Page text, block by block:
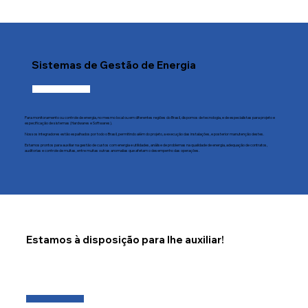
Para monitoramento ou controle de energia, no mesmo local ou em diferentes regiões do Brasil, dispomos de tecnologia, e de especialistas para projeto e
especificação de sistemas (Hardwares e Softwares).
Nossos integradores estão espalhados por todo o Brasil, permitindo além do projeto, a execução das instalações, e posterior manutenção destes.
Estamos prontos para auxiliar na gestão de custos com energia e utilidades, análise de problemas na qualidade de energia, adequação de contratos,
auditorias e controle de multas, entre muitas outras anomalias que afetam o desempenho das operações.
Sistemas de Gestão de Energia
Estamos à disposição para lhe auxiliar!